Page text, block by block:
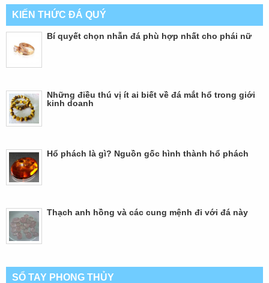
KIẾN THỨC ĐÁ QUÝ
Bí quyết chọn nhẫn đá phù hợp nhất cho phái nữ
Những điều thú vị ít ai biết về đá mắt hổ trong giới
kinh doanh
Hổ phách là gì? Nguồn gốc hình thành hổ phách
Thạch anh hồng và các cung mệnh đi với đá này
SỔ TAY PHONG THỦY